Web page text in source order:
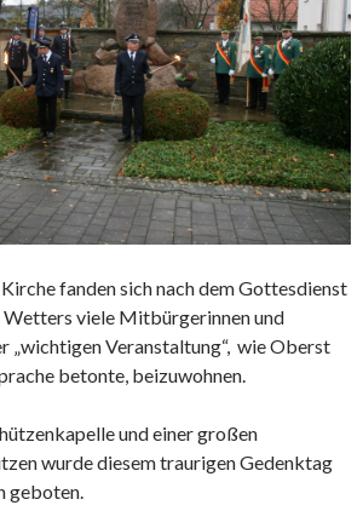
fanden sich nach dem Gottesdienst
viele Mitbürgerinnen und
„wichtigen Veranstaltung“, wie Oberst
betonte, beizuwohnen.
und einer großen
wurde diesem traurigen Gedenktag
geboten.